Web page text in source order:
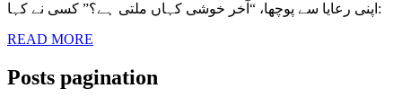
اپنی رعایا سے پوچھا، “آخر خوشی کہاں ملتی ہے؟” کسی نے کہا:
READ MORE
Posts pagination